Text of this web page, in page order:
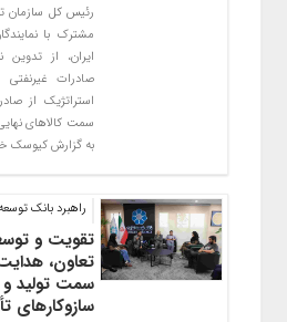
رئیس کل سازمان
مشترک با
ایران، از
صادرات
استراتژیک از
سمت کالاهای نهایی
به گزارش کیوسک
راهبرد بانک توسعه
تقویت و
تعاون،
سمت تولید و
سازوکارهای